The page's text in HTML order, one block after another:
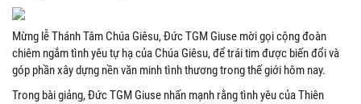
Mừng lễ Thánh Tâm Chúa Giêsu, Đức TGM Giuse mời gọi cộng đoàn
chiêm ngắm tình yêu tự hạ của Chúa Giêsu, để trái tim được biến đổi và
góp phần xây dựng nền văn minh tình thương trong thế giới hôm nay.
Trong bài giảng, Đức TGM Giuse nhấn mạnh rằng tình yêu của Thiên